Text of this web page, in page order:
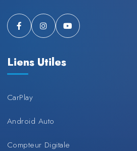
Liens Utiles
CarPlay
Android Auto
Compteur Digitale